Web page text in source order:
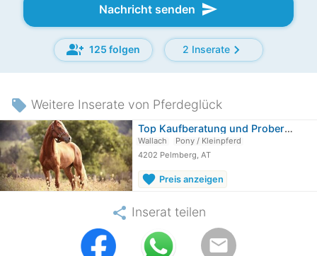
Nachricht senden send
group_add 125 folgen 2 Inseratechevron_right
local_offer Weitere Inserate von Pferdeglück
Top Kaufberatung und Probereiten an…
Wallach
Pony / Kleinpferd
4202 Pelmberg, AT
favorite Preis anzeigen
share Inserat teilen
email